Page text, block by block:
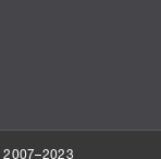
2007–2023